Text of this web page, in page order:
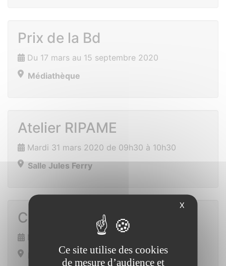
Prix de la Bd
Du 17 mars au 15 septembre 2020
Médiathèque
Atelier RIPAME
Mardi 31 mars 2020 de 09h30 à 10h30
Salle Jules Ferry
Chasse à l’oeuf
Mercredi 15 avril 2020 de 16h00 à 16h30
Ensemble polyvalent
X
Ce site utilise des cookies
de mesure d’audience et